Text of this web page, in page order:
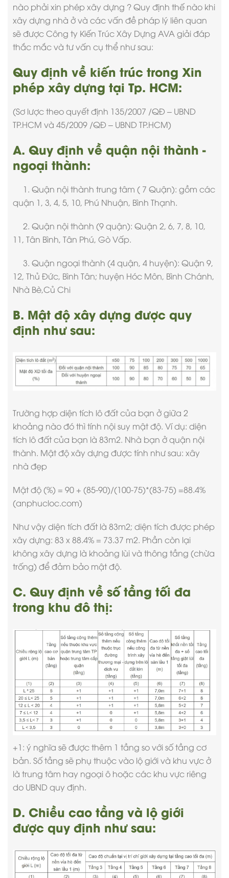
nào phải xin phép xây dựng ? Quy định thế nào khi
xây dựng nhà ở và các vấn đề pháp lý liên quan
sẽ đượcCông ty Kiến Trúc Xây Dựng AVA giải đáp
thắc mắc và tư vấn cụ thể như sau:
Quy định về kiến trúc trong Xin
phép xây dựng tại Tp. HCM:
(Sơ lược theo quyết định 135/2007 /QĐ – UBND
TP.HCM và 45/2009 /QĐ – UBND TP.HCM)
A. Quy định về quận nội thành -
ngoại thành:
1. Quận nội thành trung tâm ( 7 Quận): gồm các
quận 1, 3, 4, 5, 10, Phú Nhuận, Bình Thạnh.
2. Quận nội thành (9 quận): Quận 2, 6, 7, 8, 10,
11, Tân Bình, Tân Phú, Gò Vấp.
3. Quận ngoại thành (4 quận, 4 huyện): Quận 9,
12, Thủ Đức, Bình Tân; huyện Hóc Môn, Bình Chánh,
Nhà Bè,Củ Chi
B. Mật độ xây dựng được quy
định như sau:
Trường hợp diện tích lô đất của bạn ở giữa 2
khoảng nào đó thì tính nội suy mật độ. Ví dụ: diện
tích lô đất của bạn là 83m2. Nhà bạn ở quận nội
thành. Mật độ xây dựng được tính như sau: xây
nhà đẹp
Mật độ (%) = 90 + (85-90)/(100-75)*(83-75) =88.4%
(anphucloc.com)
Như vậy diện tích đất là 83m2; diện tích được phép
xây dựng: 83 x 88.4% = 73.37 m2. Phần còn lại
không xây dựng là khoảng lùi và thông tầng (chừa
trống) để đảm bảo mật độ.
C. Quy định về số tầng tối đa
trong khu đô thị:
+1: ý nghĩa sẽ được thêm 1 tầng so với số tầng cơ
bản. Số tầng sẽ phụ thuộc vào lộ giới và khu vực ở
là trung tâm hay ngoại ô hoặc các khu vực riêng
do UBND quy định.
D. Chiều cao tầng và lộ giới
được quy định như sau: